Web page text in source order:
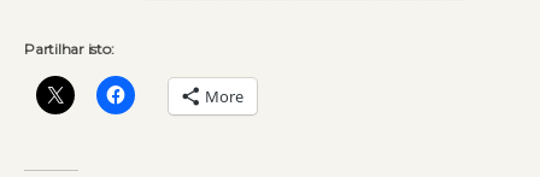
Partilhar isto:
More